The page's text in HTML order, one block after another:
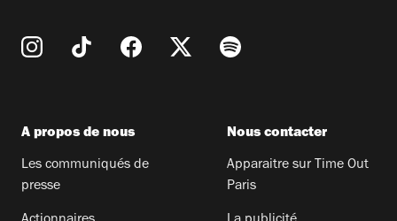
A propos de nous
Les communiqués de
presse
Nous contacter
Apparaitre sur Time Out
Paris